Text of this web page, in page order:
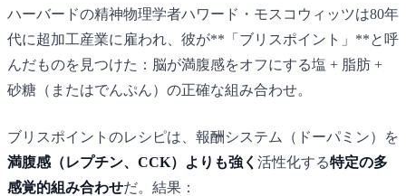
ハーバードの精神物理学者ハワード・モスコウィッツは80年
代に超加工産業に雇われ、彼が**「ブリスポイント」**と呼
んだものを見つけた：脳が満腹感をオフにする塩 + 脂肪 +
砂糖（またはでんぷん）の正確な組み合わせ。
ブリスポイントのレシピは、報酬システム（ドーパミン）を
満腹感（レプチン、CCK）よりも強く 活性化する特定の多
感覚的組み合わせだ。結果：